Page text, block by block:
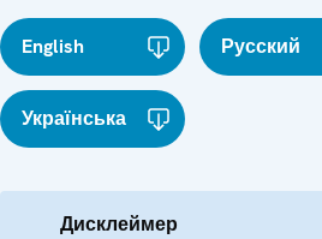
English Русский
Українська
Дисклеймер